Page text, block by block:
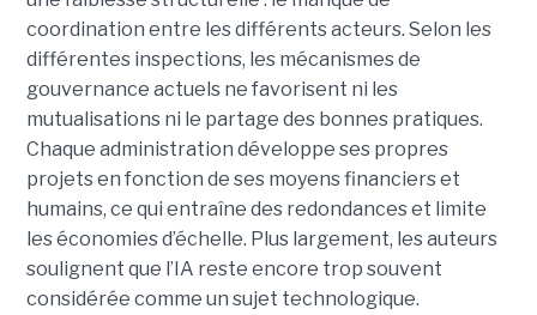
coordination entre les différents acteurs. Selon les
différentes inspections, les mécanismes de
gouvernance actuels ne favorisent ni les
mutualisations ni le partage des bonnes pratiques.
Chaque administration développe ses propres
projets en fonction de ses moyens financiers et
humains, ce qui entraîne des redondances et limite
les économies d’échelle. Plus largement, les auteurs
soulignent que l’IA reste encore trop souvent
considérée comme un sujet technologique.